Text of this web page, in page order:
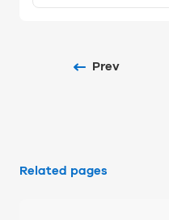
Prev
Related pages